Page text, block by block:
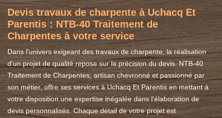
Devis travaux de charpente à Uchacq Et
Parentis : NTB-40 Traitement de
Charpentes à votre service
Dans l'univers exigeant des travaux de charpente, la réalisation
d'un projet de qualité repose sur la précision du devis. NTB-40
Traitement de Charpentes, artisan chevronné et passionné par
son métier, offre ses services à Uchacq Et Parentis en mettant à
votre disposition une expertise inégalée dans l'élaboration de
devis personnalisés. Chaque détail de votre projet est